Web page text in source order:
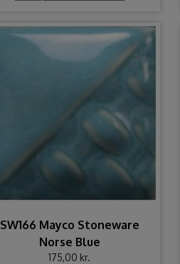
SW166 Mayco Stoneware
Norse Blue
175,00 kr.